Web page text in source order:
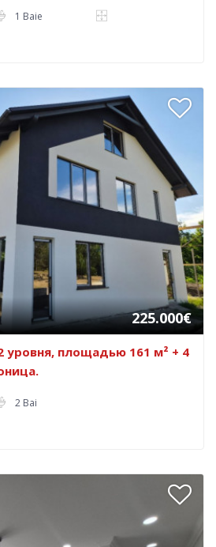
1 Baie
225.000€
площадью 161 м² + 4
2 Bai